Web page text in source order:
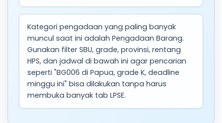
Kategori pengadaan yang paling banyak
muncul saat ini adalah Pengadaan Barang.
Gunakan filter SBU, grade, provinsi, rentang
HPS, dan jadwal di bawah ini agar pencarian
seperti "BG006 di Papua, grade K, deadline
minggu ini" bisa dilakukan tanpa harus
membuka banyak tab LPSE.